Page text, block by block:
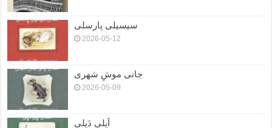
سیسیلی پارسلی
2026-05-12
جانی موشِ شهری
2026-05-09
اَپلی دَپلی